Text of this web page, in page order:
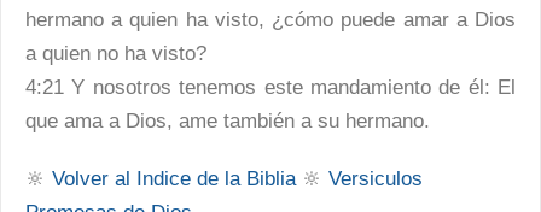
hermano a quien ha visto, ¿cómo puede amar a Dios
a quien no ha visto?
4:21 Y nosotros tenemos este mandamiento de él: El
que ama a Dios, ame también a su hermano.
🔆 Volver al Indice de la Biblia🔆 Versiculos